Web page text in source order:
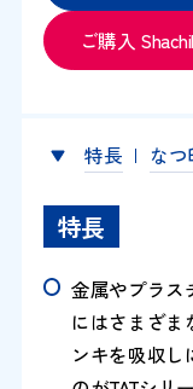
ご購入
特長 な
特長
金属やプラス
にはさまざま
ンキを吸収し